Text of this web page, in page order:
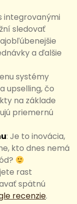
integrovanými
sledovať
a ďalšie
systémy
upselling, čo
na základe
priemernú
: Je to inovácia,
kto dnes nemá
rast
spätnú
recenzie.